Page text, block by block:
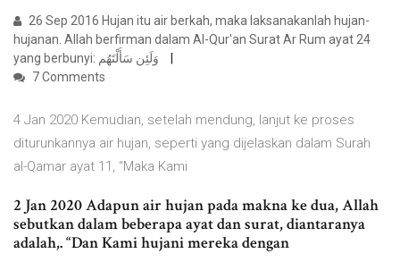
26 Sep 2016 Hujan itu air berkah, maka laksanakanlah hujan-
hujanan. Allah berfirman dalam Al-Qur'an Surat Ar Rum ayat 24
7 Comments
4 Jan 2020 Kemudian, setelah mendung, lanjut ke proses
diturunkannya air hujan, seperti yang dijelaskan dalam Surah
al-Qamar ayat 11, “Maka Kami
2 Jan 2020 Adapun air hujan pada makna ke dua, Allah
sebutkan dalam beberapa ayat dan surat, diantaranya
adalah,. “Dan Kami hujani mereka dengan